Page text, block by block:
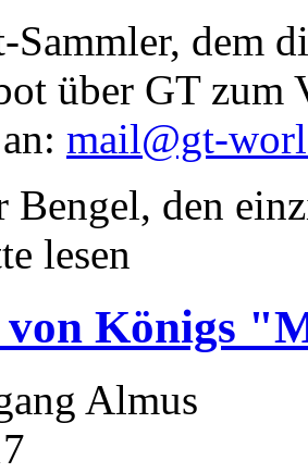
Sammler, dem
über GT zum
mail@gt-
Bengel, den
lesen
Königs
Almus